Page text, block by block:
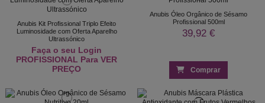
Anubis Kit Profissional Triplo Efeito
Luminosidade com Oferta Aparelho
Ultrassónico
Faça o seu Login
PROFISSIONAL Para VER
PREÇO
Anubis Óleo Orgânico de Sésamo
Profissional 500ml
39,92 €
Comprar